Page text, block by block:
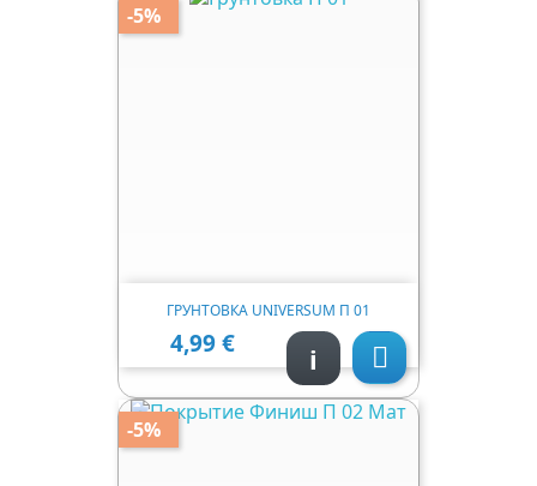
ГРУНТОВКА UNIVERSUM П 01
Ціна
4,99 € 
i
-5%
-5%